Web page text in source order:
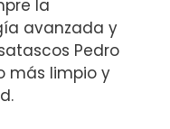
la
avanzada y
Pedro
más limpio y